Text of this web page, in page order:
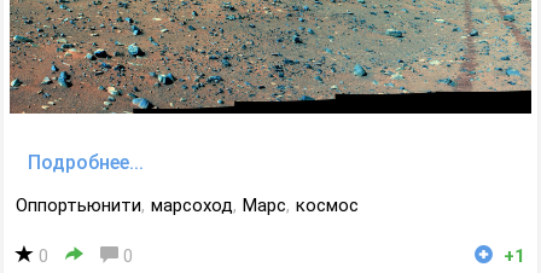
Подробнее...
Оппортьюнити, марсоход, Марс, космос
0 0 +1